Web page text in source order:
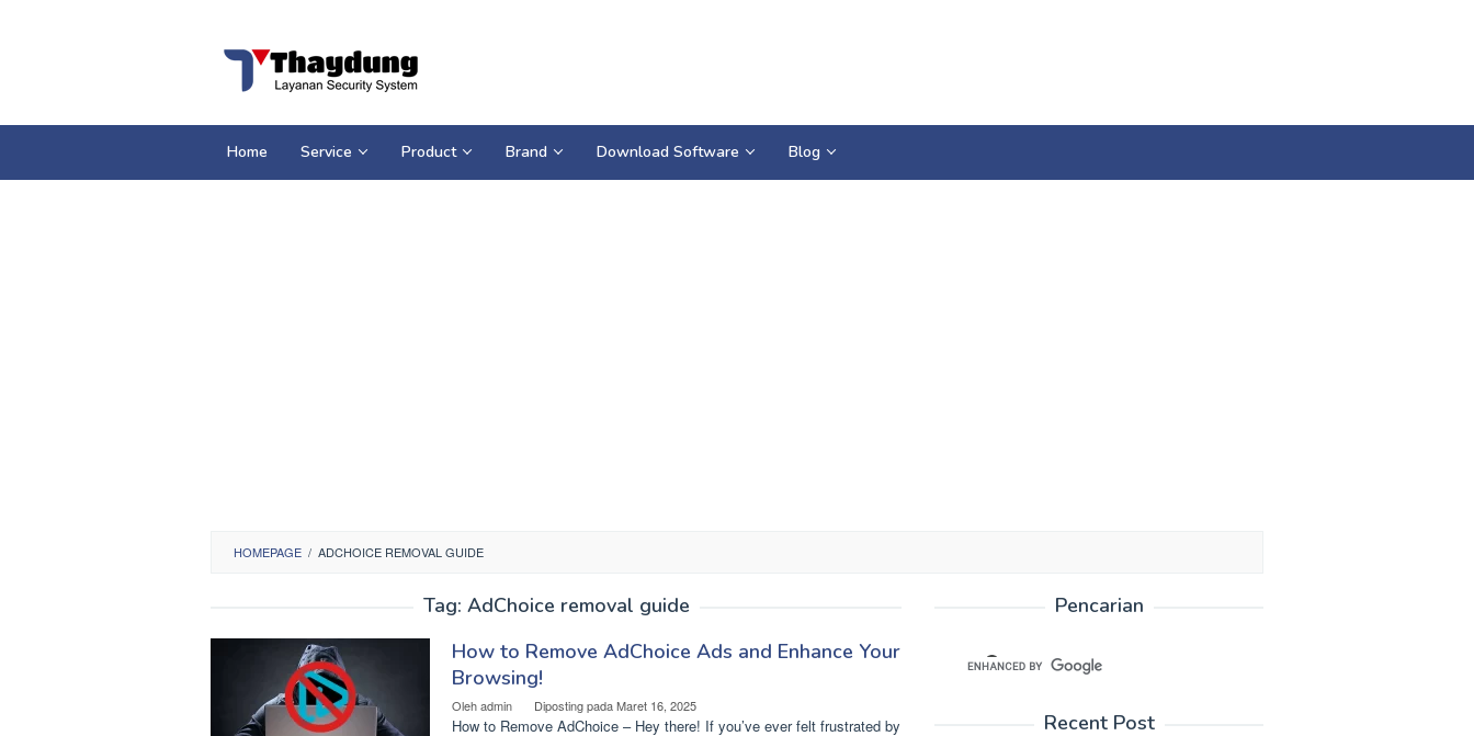
Home Service Product Brand Download Software Blog
HOMEPAGE / ADCHOICE REMOVAL GUIDE
Tag: AdChoice removal guide
How to Remove AdChoice Ads and Enhance Your
Browsing!
Olehadmin Diposting padaMaret 16, 2025
How to Remove AdChoice – Hey there! If you’ve ever felt frustrated by
Pencarian
Recent Post